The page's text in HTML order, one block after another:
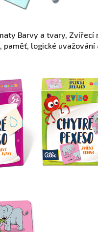
Barvy a tvary, Zvířecí
logické uvažování